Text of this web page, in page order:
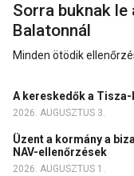
Sorra buknak
Balatonnál
Minden ötödik
A kereskedők a
2026. AUGUSZTUS 3.
Üzent a kormány a
NAV-ellenőrzések
2026. AUGUSZTUS 1.